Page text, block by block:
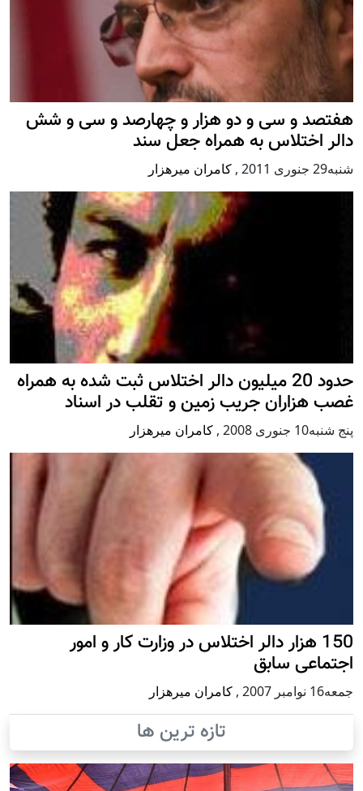
هفتصد و سی و دو هزار و چهارصد و سی و شش
دالر اختلاس به همراه جعل سند
شنبه29 جنوری 2011 , کامران میرهزار
حدود 20 ميليون دالر اختلاس ثبت شده به همراه
غصب هزاران جريب زمين و تقلب در اسناد
پنج شنبه10 جنوری 2008 , کامران میرهزار
150 هزار دالر اختلاس در وزارت کار و امور
اجتماعی سابق
جمعه16 نوامبر 2007 , کامران میرهزار
تازه ترین ها